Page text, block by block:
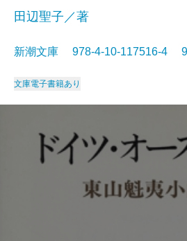
田辺聖子／著
新潮文庫 978-4-10-117516-4
文庫電子書籍あり